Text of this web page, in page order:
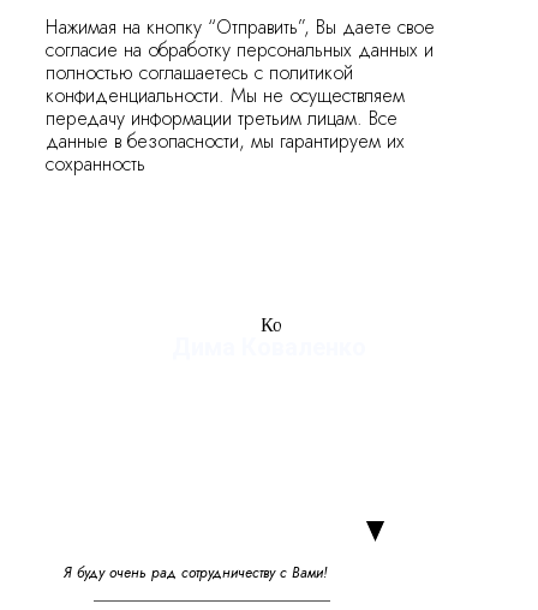
Нажимая на кнопку “Отправить”, Вы даете свое
согласие на обработку персональных данных и
полностью соглашаетесь с политикой
конфиденциальности. Мы не осуществляем
передачу информации третьим лицам. Все
данные в безопасности, мы гарантируем их
сохранность
Я буду очень рад сотрудничеству с Вами!